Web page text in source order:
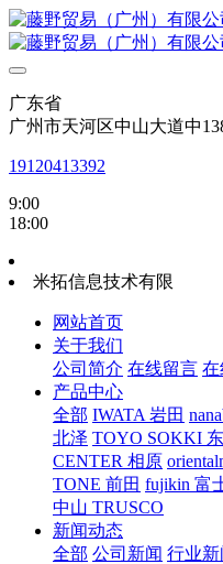
广东省
广州市天河区中山大道中
19120413392
9:00
18:00
米拓信息技术有限
网站首页
关于我们
公司简介 在线留言 在
产品中心
全部 IWATA 岩田
北泽 TOYO SOKKI
CENTER 相原
TONE 前田 fujikin 富
中山 TRUSCO
新闻动态
全部 公司新闻 行业新